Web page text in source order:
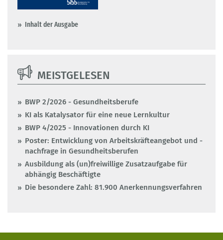
Inhalt der Ausgabe
MEISTGELESEN
BWP 2/2026 - Gesundheitsberufe
KI als Katalysator für eine neue Lernkultur
BWP 4/2025 - Innovationen durch KI
Poster: Entwicklung von Arbeitskräfteangebot und -
nachfrage in Gesundheitsberufen
Ausbildung als (un)freiwillige Zusatzaufgabe für
abhängig Beschäftigte
Die besondere Zahl: 81.900 Anerkennungsverfahren